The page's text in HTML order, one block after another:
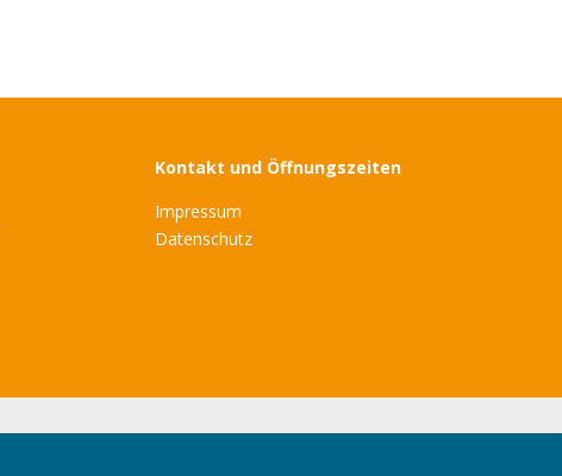
Kontakt und Öffnungszeiten
Impressum
Datenschutz